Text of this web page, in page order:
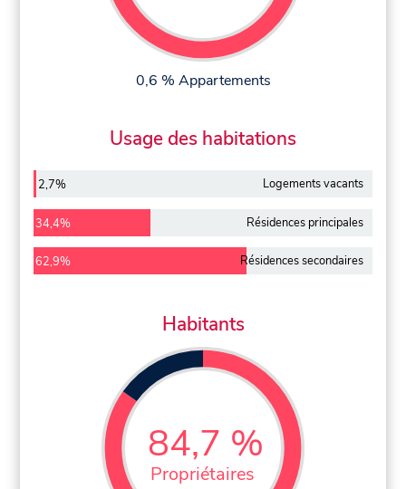
0,6 % Appartements
Usage des habitations
2,7% Logements vacants
34,4% Résidences principales
62,9% Résidences secondaires
Habitants
84,7 %
Propriétaires